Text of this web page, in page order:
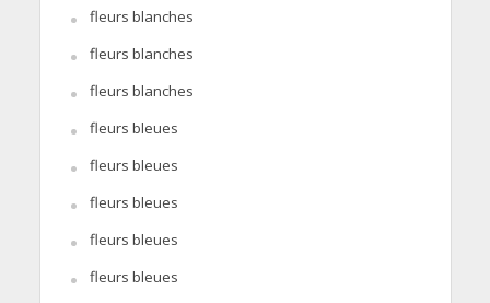
fleurs blanches
fleurs blanches
fleurs blanches
fleurs bleues
fleurs bleues
fleurs bleues
fleurs bleues
fleurs bleues